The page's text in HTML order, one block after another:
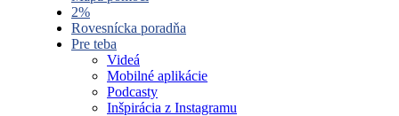
2%
Rovesnícka poradňa
Pre teba
Videá
Mobilné aplikácie
Podcasty
Inšpirácia z Instagramu